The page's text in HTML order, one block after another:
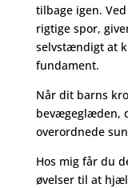
tilbage igen.
rigtige spor,
selvstændigt at
fundament.
Når dit barns
bevægeglæden,
overordnede
Hos mig får du
øvelser til at